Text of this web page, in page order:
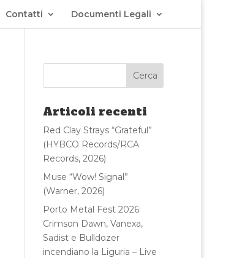
Contatti Documenti Legali
Articoli recenti
Red Clay Strays “Grateful”
(HYBCO Records/RCA
Records, 2026)
Muse “Wow! Signal”
(Warner, 2026)
Porto Metal Fest 2026:
Crimson Dawn, Vanexa,
Sadist e Bulldozer
incendiano la Liguria – Live